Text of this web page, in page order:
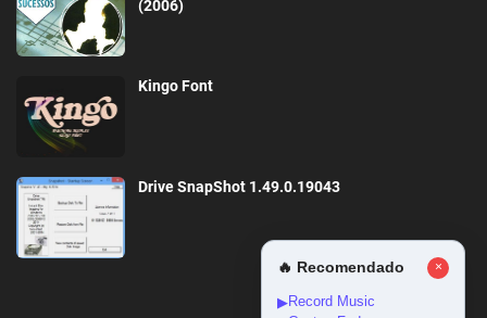
(2006)
Kingo Font
Drive SnapShot 1.49.0.19043
🔥 Recomendado ×
▶Record Music